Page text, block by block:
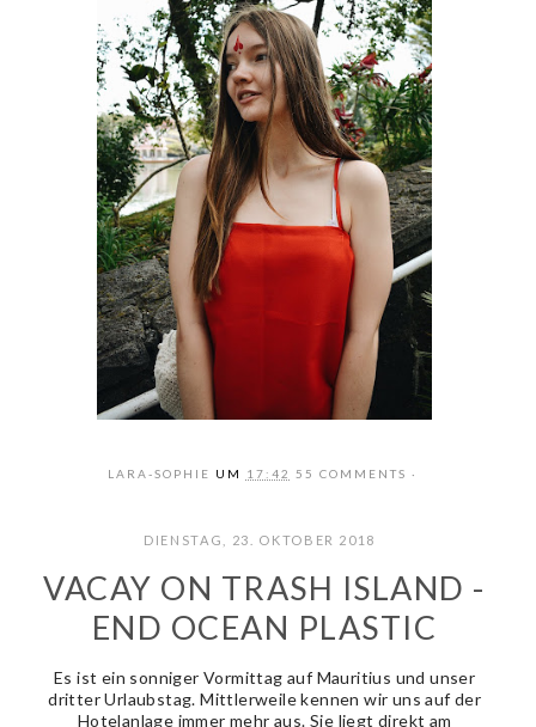
LARA-SOPHIE UM 17:42 55 COMMENTS
DIENSTAG, 23. OKTOBER 2018
VACAY ON TRASH ISLAND -
END OCEAN PLASTIC
Es ist ein sonniger Vormittag auf Mauritius und unser
dritter Urlaubstag. Mittlerweile kennen wir uns auf der
Hotelanlage immer mehr aus. Sie liegt direkt am